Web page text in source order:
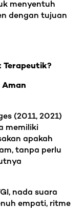
menyentuh
dengan tujuan
Terapeutik?
Aman
(2011, 2021)
memiliki
apakah
tanpa perlu
nada suara
empati, ritme